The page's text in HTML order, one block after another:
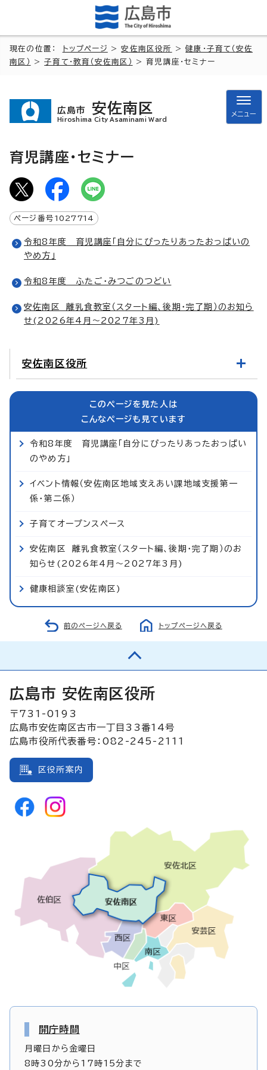
現在の位置： トップページ >安佐南区役所 >健康・子育て（安佐
南区）
>子育て・教育（安佐南区） > 育児講座・セミナー
広島市 安佐南区
Hiroshima City Asaminami Ward
メニュー
育児講座・セミナー
ページ番号 1027714
令和8年度 育児講座「自分にぴったりあったおっぱいの
やめ方」
令和8年度 ふたご・みつごのつどい
安佐南区 離乳食教室（スタート編、後期・完了期）のお知ら
せ(2026年4月～2027年3月)
安佐南区役所
このページを見た人は
こんなページも見ています
令和8年度 育児講座「自分にぴったりあったおっぱい
のやめ方」
イベント情報（安佐南区地域支えあい課地域支援第一
係・第二係）
子育てオープンスペース
安佐南区 離乳食教室（スタート編、後期・完了期）のお
知らせ(2026年4月～2027年3月)
健康相談室(安佐南区)
前のページへ戻る トップページへ戻る
広島市 安佐南区役所
〒731-0193
広島市安佐南区古市一丁目33番14号
広島市役所代表番号：082-245-2111
区役所案内
開庁時間
月曜日から金曜日
8時30分から17時15分まで